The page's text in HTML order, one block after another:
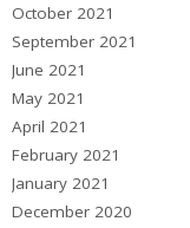
October 2021
September 2021
June 2021
May 2021
April 2021
February 2021
January 2021
December 2020